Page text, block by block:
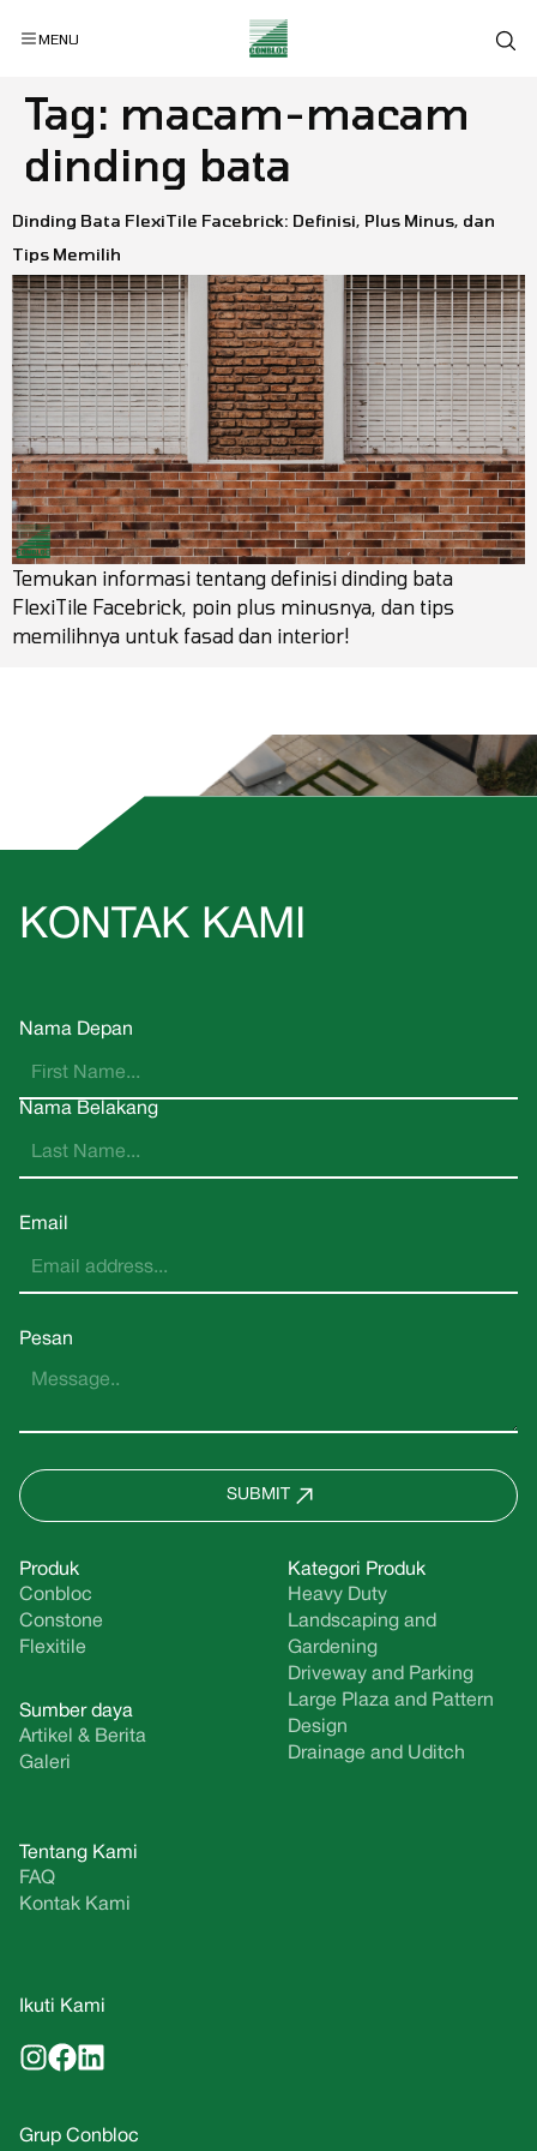
MENU
Tag: macam-macam
dinding bata
Dinding Bata FlexiTile Facebrick: Definisi, Plus Minus, dan
Tips Memilih
Temukan informasi tentang definisi dinding bata
FlexiTile Facebrick, poin plus minusnya, dan tips
memilihnya untuk fasad dan interior!
KONTAK KAMI
Nama Depan
Nama Belakang
Email
Pesan
SUBMIT
Produk
Conbloc
Constone
Flexitile
Tentang Kami
FAQ
Kontak Kami
Kategori Produk
Heavy Duty
Landscaping and
Gardening
Driveway and Parking
Large Plaza and Pattern
Design
Drainage and Uditch
Sumber daya
Artikel & Berita
Galeri
Ikuti Kami
Grup Conbloc